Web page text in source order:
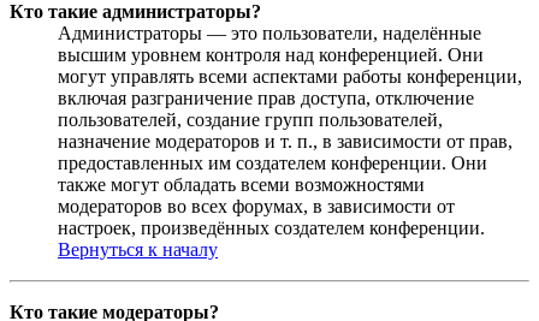
Кто такие администраторы?
Администраторы — это пользователи, наделённые
высшим уровнем контроля над конференцией. Они
могут управлять всеми аспектами работы конференции,
включая разграничение прав доступа, отключение
пользователей, создание групп пользователей,
назначение модераторов и т. п., в зависимости от прав,
предоставленных им создателем конференции. Они
также могут обладать всеми возможностями
модераторов во всех форумах, в зависимости от
настроек, произведённых создателем конференции.
Вернуться к началу
Кто такие модераторы?